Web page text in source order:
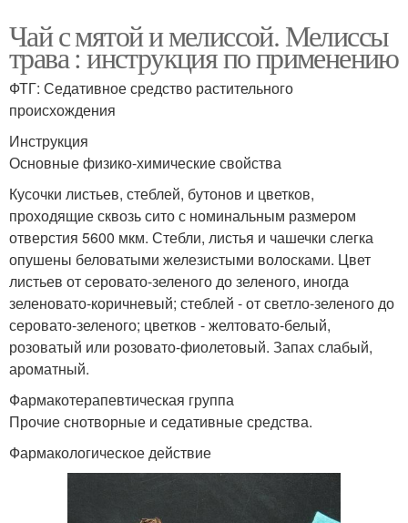
Чай с мятой и мелиссой. Мелиссы
трава : инструкция по применению
ФТГ: Седативное средство растительного
происхождения
Инструкция
Основные физико-химические свойства
Кусочки листьев, стеблей, бутонов и цветков,
проходящие сквозь сито с номинальным размером
отверстия 5600 мкм. Стебли, листья и чашечки слегка
опушены беловатыми железистыми волосками. Цвет
листьев от серовато-зеленого до зеленого, иногда
зеленовато-коричневый; стеблей - от светло-зеленого до
серовато-зеленого; цветков - желтовато-белый,
розоватый или розовато-фиолетовый. Запах слабый,
ароматный.
Фармакотерапевтическая группа
Прочие снотворные и седативные средства.
Фармакологическое действие